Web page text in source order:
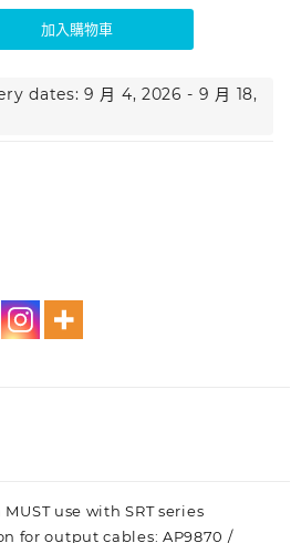
加入購物車
dates: 9 月 4, 2026 - 9 月 18,
use with SRT series
for output cables: AP9870 /